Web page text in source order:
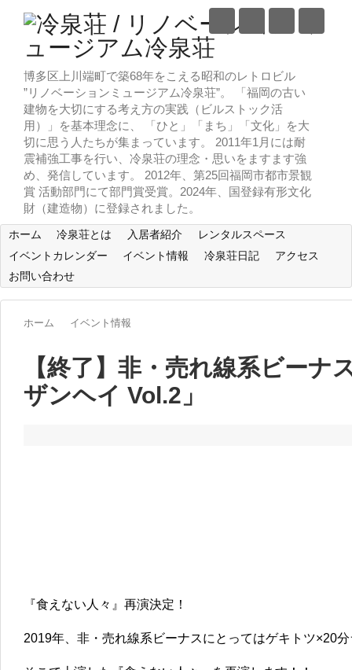
博多区上川端町で築68年をこえる昭和のレトロビル
”リノベーションミュージアム冷泉荘”。 「福岡の古い
建物を大切にする考え方の実践（ビルストック活
用）」を基本理念に、 「ひと」「まち」「文化」を大
切に思う人たちが集まっています。 2011年1月には耐
震補強工事を行い、冷泉荘の理念・思いをますます強
め、発信しています。 2012年、第25回福岡市都市景観
賞 活動部門にて部門賞受賞。2024年、国登録有形文化
財（建造物）に登録されました。
ホーム 冷泉荘とは 入居者紹介
レンタルスペース
イベントカレンダー
イベント情報 冷泉荘日記
アクセス
お問い合わせ
ホーム イベント情報
【終了】非・売れ線系ビーナ
ザンヘイ Vol.2」
『食えない人々』再演決定！
2019年、非・売れ線系ビーナスにとってはゲキトツ×20